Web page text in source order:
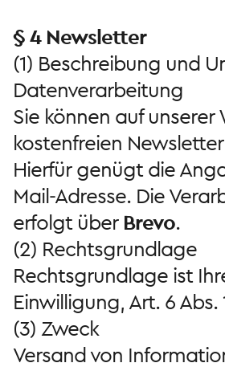
§ 4 Newsletter
(1) Beschreibung und
Datenverarbeitung
Sie können auf unserer
kostenfreien
Hierfür genügt die
Mail-Adresse. Die
erfolgt überBrevo.
(2) Rechtsgrundlage
Rechtsgrundlage ist
Einwilligung, Art. 6 Abs.
(3) Zweck
Versand von